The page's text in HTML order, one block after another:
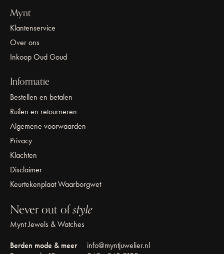
Mynt
Klantenservice
Over ons
Inkoop Oud Goud
Informatie
Bestellen en betalen
Ruilen en retourneren
Algemene voorwaarden
Privacy
Klachten
Disclaimer
Keurtekenplaat Waarborgwet
Never out ofstyle
Mynt Jewels & Watches
Berden mode & meer
info@myntjuwelier.nl